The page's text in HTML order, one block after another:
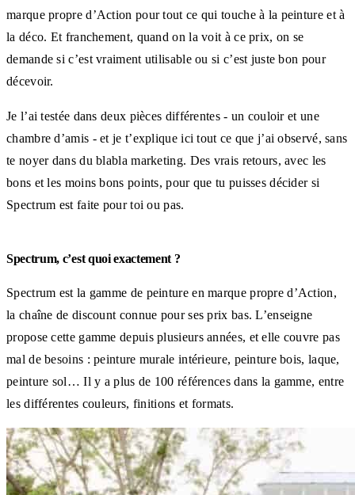
marque propre d’Action pour tout ce qui touche à la peinture et à
la déco. Et franchement, quand on la voit à ce prix, on se
demande si c’est vraiment utilisable ou si c’est juste bon pour
décevoir.
Je l’ai testée dans deux pièces différentes - un couloir et une
chambre d’amis - et je t’explique ici tout ce que j’ai observé, sans
te noyer dans du blabla marketing. Des vrais retours, avec les
bons et les moins bons points, pour que tu puisses décider si
Spectrum est faite pour toi ou pas.
Spectrum, c’est quoi exactement ?
Spectrum est la gamme de peinture en marque propre d’Action,
la chaîne de discount connue pour ses prix bas. L’enseigne
propose cette gamme depuis plusieurs années, et elle couvre pas
mal de besoins : peinture murale intérieure, peinture bois, laque,
peinture sol… Il y a plus de 100 références dans la gamme, entre
les différentes couleurs, finitions et formats.